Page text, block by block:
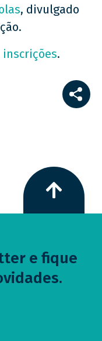
, divulgado
.
e fique